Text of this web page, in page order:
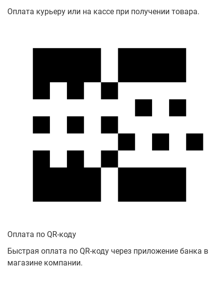
Оплата курьеру или на кассе при получении товара.
Оплата по QR-коду
Быстрая оплата по QR-коду через приложение банка в
магазине компании.